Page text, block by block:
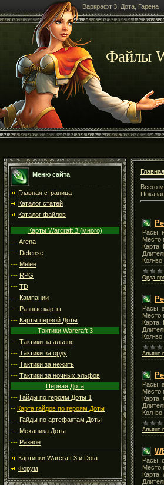
Варкрафт 3, Дота, Гарена
Файлы
Меню сайта
Главная страница
Каталог статей
Каталог файлов
Карты Warcraft 3 (много)
---Arena
--- Defense
--- Melee
--- RPG
--- TD
--- Кампании
--- Разные карты
--- Карты первой Доты
Тактики Warcraft 3
--- Тактики за альянс
--- Тактики за орду
--- Тактики за нежить
--- Тактики за ночных эльфов
Первая Дота
--- Гайды по героям Доты 1
-- Карта гайдов по героям Доты
--- Гайды по артефактам Доты
--- Механика Доты
--- Разное
Картинки Warcraft 3 и Dota
Форум
Главная
Всего
Расы:
Место
Карта:
Кол-во
Орда
Расы:
Место
Карта:
Кол-во
Альянс
Расы:
Место
Кол-во
Альянс
Расы:
Место
Карта: